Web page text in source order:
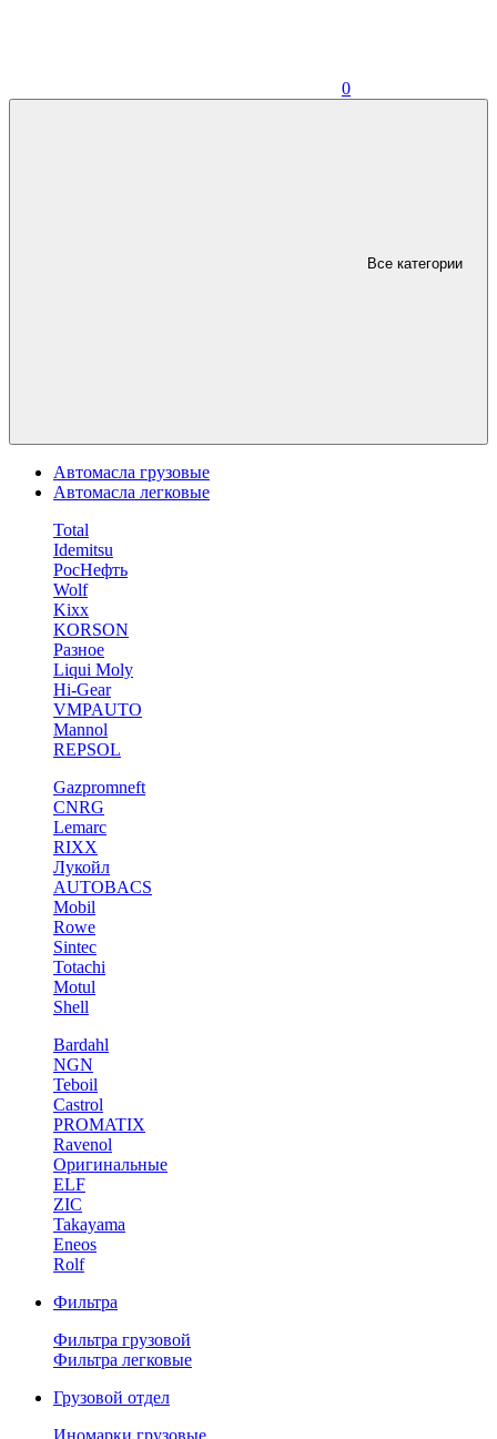
0
Все категории
Автомасла грузовые
Автомасла легковые
Total
Idemitsu
РосНефть
Wolf
Kixx
KORSON
Разное
Liqui Moly
Hi-Gear
VMPAUTO
Mannol
REPSOL
Gazpromneft
CNRG
Lemarc
RIXX
Лукойл
AUTOBACS
Mobil
Rowe
Sintec
Totachi
Motul
Shell
Bardahl
NGN
Teboil
Castrol
PROMATIX
Ravenol
Оригинальные
ELF
ZIC
Takayama
Eneos
Rolf
Фильтра
Фильтра грузовой
Фильтра легковые
Грузовой отдел
Иномарки грузовые